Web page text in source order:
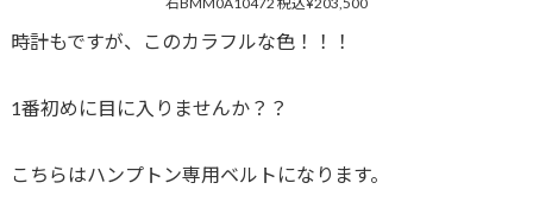
時計もですが、このカラフルな色！！！
1番初めに目に入りませんか？？
こちらはハンプトン専用ベルトになります。